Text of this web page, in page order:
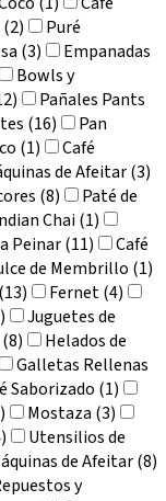
Puré
(3)
Empanadas
Bowls y
Pañales Pants
(16)
Pan
(1)
Café
de Afeitar (3)
(8)
Paté de
Chai (1)
Peinar (11)
Café
de Membrillo (1)
Fernet (4)
Juguetes de
Helados de
Galletas Rellenas
Saborizado (1)
Mostaza (3)
Utensilios de
de Afeitar (8)
y